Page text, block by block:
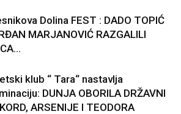
Dolina FEST : DADO TOPIĆ
MARJANOVIĆ RAZGALILI
klub “ Tara“ nastavlja
DUNJA OBORILA DRŽAVNI
ARSENIJE I TEODORA